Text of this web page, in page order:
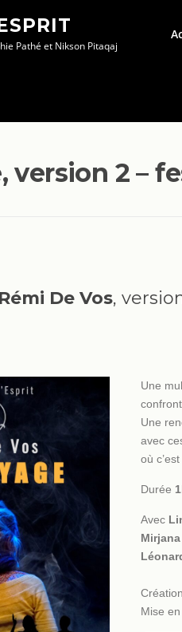
Pathé et Nikson Pitaqaj
version 2 –
De Vos,
Une
Une
avec
où
Durée
Avec
Mise